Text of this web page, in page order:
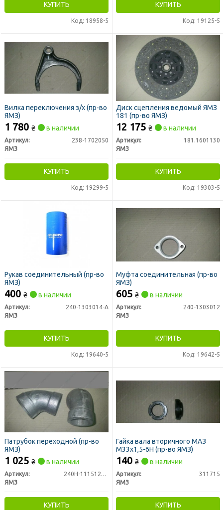
КУПИТЬ
Код: 18958-5
КУПИТЬ
Код: 19125-5
Вилка переключения з/х (пр-во
ЯМЗ)
1 780 ₴ в наличии
Артикул:
238-1702050
ЯМЗ
КУПИТЬ
Код: 19299-5
Диск сцепления ведомый ЯМЗ
181 (пр-во ЯМЗ)
12 175 ₴ в наличии
Артикул:
181.1601130
ЯМЗ
КУПИТЬ
Код: 19303-5
Рукав соединительный (пр-во
ЯМЗ)
400 ₴ в наличии
Артикул:
240-1303014-А
ЯМЗ
КУПИТЬ
Код: 19640-5
Муфта соединительная (пр-во
ЯМЗ)
605 ₴ в наличии
Артикул:
240-1303012
ЯМЗ
КУПИТЬ
Код: 19642-5
Патрубок переходной (пр-во
ЯМЗ)
1 025 ₴ в наличии
Артикул:
240Н-1115128-А
ЯМЗ
КУПИТЬ
Гайка вала вторичного МАЗ
М33х1,5-6Н (пр-во ЯМЗ)
140 ₴ в наличии
Артикул:
311715
ЯМЗ
КУПИТЬ